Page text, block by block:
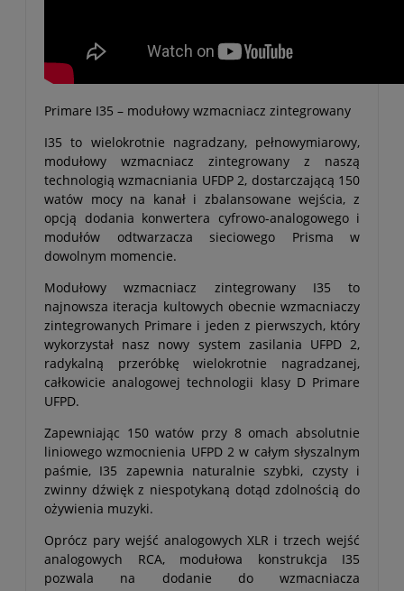
Primare I35 – modułowy wzmacniacz zintegrowany
I35 to wielokrotnie nagradzany, pełnowymiarowy,
modułowy wzmacniacz zintegrowany z naszą
technologią wzmacniania UFDP 2, dostarczającą 150
watów mocy na kanał i zbalansowane wejścia, z
opcją dodania konwertera cyfrowo-analogowego i
modułów odtwarzacza sieciowego Prisma w
dowolnym momencie.
Modułowy wzmacniacz zintegrowany I35 to
najnowsza iteracja kultowych obecnie wzmacniaczy
zintegrowanych Primare i jeden z pierwszych, który
wykorzystał nasz nowy system zasilania UFPD 2,
radykalną przeróbkę wielokrotnie nagradzanej,
całkowicie analogowej technologii klasy D Primare
UFPD.
Zapewniając 150 watów przy 8 omach absolutnie
liniowego wzmocnienia UFPD 2 w całym słyszalnym
paśmie, I35 zapewnia naturalnie szybki, czysty i
zwinny dźwięk z niespotykaną dotąd zdolnością do
ożywienia muzyki.
Oprócz pary wejść analogowych XLR i trzech wejść
analogowych RCA, modułowa konstrukcja I35
pozwala na dodanie do wzmacniacza